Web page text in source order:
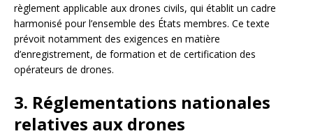
règlement applicable aux drones civils, qui établit un cadre
harmonisé pour l’ensemble des États membres. Ce texte
prévoit notamment des exigences en matière
d’enregistrement, de formation et de certification des
opérateurs de drones.
3. Réglementations nationales
relatives aux drones